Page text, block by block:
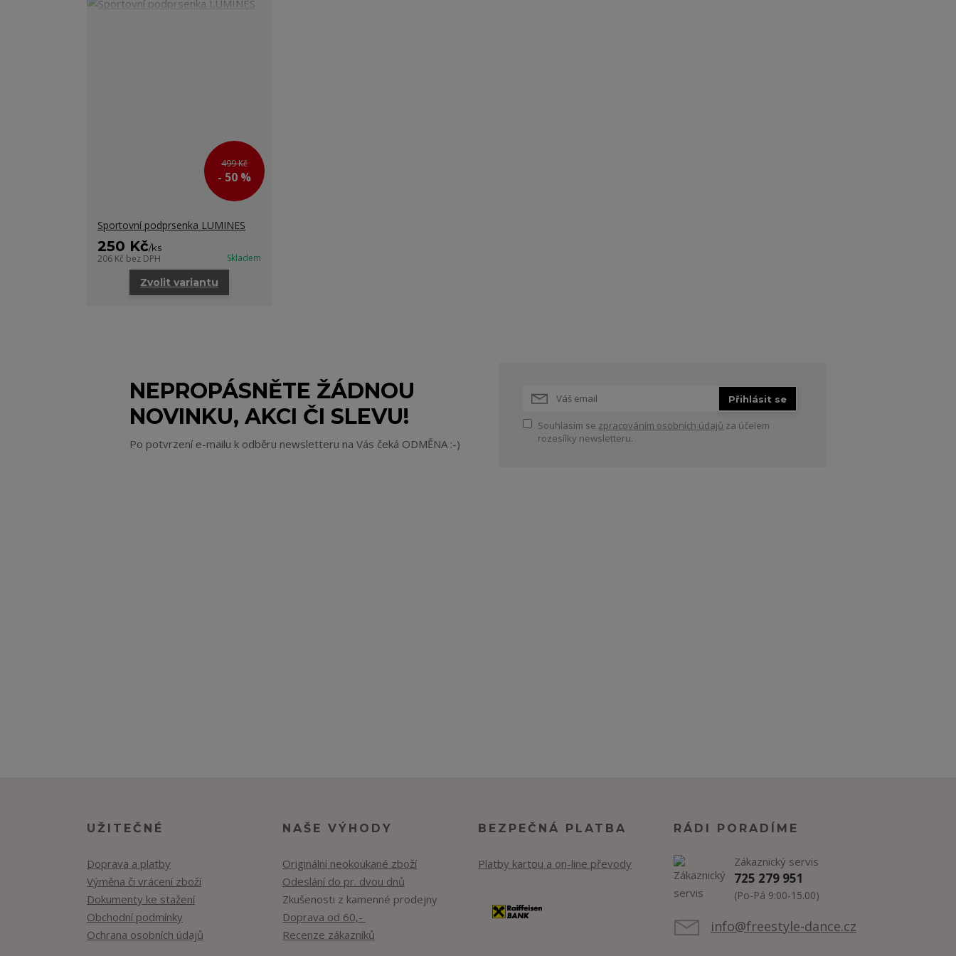
499 Kč
- 50 %
Sportovní podprsenka LUMINES
250 Kč/ks
206 Kč bez DPH Skladem
Zvolit variantu
NEPROPÁSNĚTE ŽÁDNOU
NOVINKU, AKCI ČI SLEVU!
Po potvrzení e-mailu k odběru newsletteru na Vás čeká ODMĚNA :-)
Přihlásit se
Souhlasím se zpracováním osobních údajů za účelem
rozesílky newsletteru.
UŽITEČNÉ
Doprava a platby
Výměna či vrácení zboží
Dokumenty ke stažení
Obchodní podmínky
Ochrana osobních údajů
NAŠE VÝHODY
Originální neokoukané zboží
Odeslání do pr. dvou dnů
Zkušenosti z kamenné prodejny
Doprava od 60,-
Recenze zákazníků
BEZPEČNÁ PLATBA
Platby kartou a on-line převody
RÁDI PORADÍME
Zákaznický servis
725 279 951
(Po-Pá 9:00-15.00)
info@freestyle-dance.cz